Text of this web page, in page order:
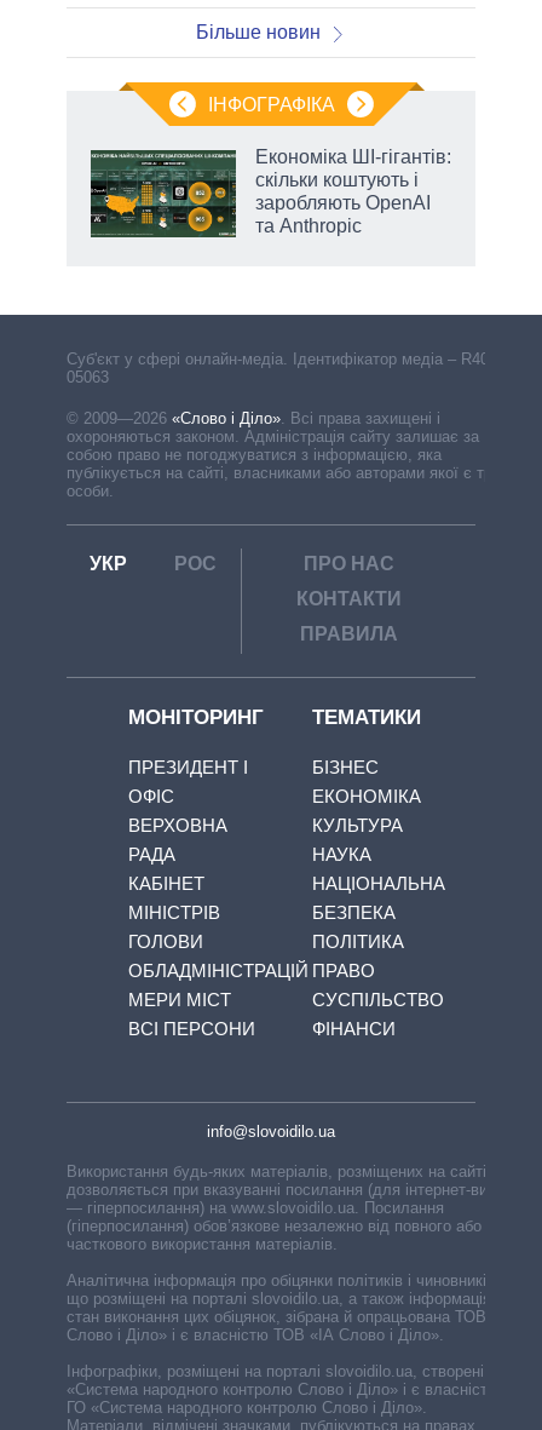
Більше новин
ІНФОГРАФІКА
Економіка ШІ-гігантів:
скільки коштують і
заробляють OpenAI
та Anthropic
Cуб'єкт у сфері онлайн-медіа. Ідентифікатор медіа – R40-
05063
© 2009—2026 «Слово і Діло». Всі права захищені і
охороняються законом. Адміністрація сайту залишає за
собою право не погоджуватися з інформацією, яка
публікується на сайті, власниками або авторами якої є треті
особи.
УКР РОС
ПРО НАС
КОНТАКТИ
ПРАВИЛА
МОНІТОРИНГ
ПРЕЗИДЕНТ І
ОФІС
ВЕРХОВНА
РАДА
КАБІНЕТ
МІНІСТРІВ
ГОЛОВИ
ОБЛАДМІНІСТРАЦІЙ
МЕРИ МІСТ
ВСІ ПЕРСОНИ
ТЕМАТИКИ
БІЗНЕС
ЕКОНОМІКА
КУЛЬТУРА
НАУКА
НАЦІОНАЛЬНА
БЕЗПЕКА
ПОЛІТИКА
ПРАВО
СУСПІЛЬСТВО
ФІНАНСИ
info@slovoidilo.ua
Використання будь-яких матеріалів, розміщених на сайті,
дозволяється при вказуванні посилання (для інтернет-видань
— гіперпосилання) на www.slovoidilo.ua. Посилання
(гіперпосилання) обов’язкове незалежно від повного або
часткового використання матеріалів.
Аналітична інформація про обіцянки політиків і чиновників,
що розміщені на порталі slovoidilo.ua, а також інформація про
стан виконання цих обіцянок, зібрана й опрацьована ТОВ «ІА
Слово і Діло» і є власністю ТОВ «ІА Слово і Діло».
Інфографіки, розміщені на порталі slovoidilo.ua, створені ГО
«Система народного контролю Слово і Діло» і є власністю
ГО «Система народного контролю Слово і Діло».
Матеріали, відмічені значками, публікуються на правах